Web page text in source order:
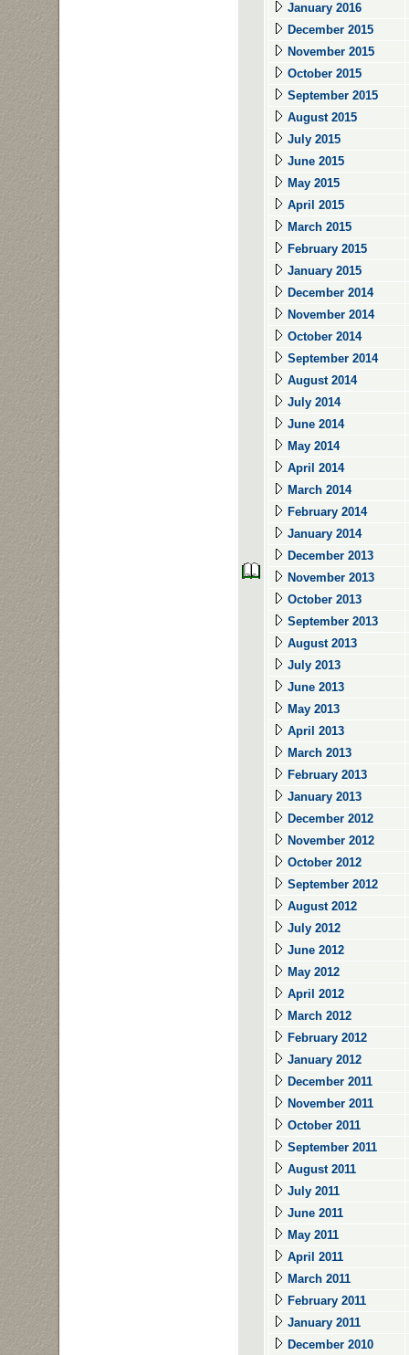
January 2016
December 2015
November 2015
October 2015
September 2015
August 2015
July 2015
June 2015
May 2015
April 2015
March 2015
February 2015
January 2015
December 2014
November 2014
October 2014
September 2014
August 2014
July 2014
June 2014
May 2014
April 2014
March 2014
February 2014
January 2014
December 2013
November 2013
October 2013
September 2013
August 2013
July 2013
June 2013
May 2013
April 2013
March 2013
February 2013
January 2013
December 2012
November 2012
October 2012
September 2012
August 2012
July 2012
June 2012
May 2012
April 2012
March 2012
February 2012
January 2012
December 2011
November 2011
October 2011
September 2011
August 2011
July 2011
June 2011
May 2011
April 2011
March 2011
February 2011
January 2011
December 2010